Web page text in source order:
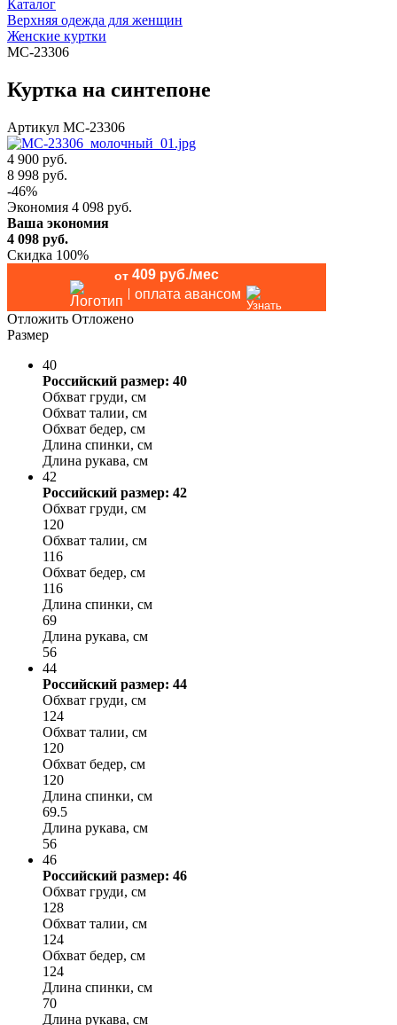
Каталог
Верхняя одежда для женщин
Женские куртки
MC-23306
Куртка на синтепоне
Артикул MC-23306
4 900 руб.
8 998 руб.
-46%
Экономия 4 098 руб.
Ваша экономия
4 098 руб.
Скидка 100%
от 409 руб./мес
оплата авансом
Отложить Отложено
Размер
40
Российский размер: 40
Обхват груди, см
Обхват талии, см
Обхват бедер, см
Длина спинки, см
Длина рукава, см
42
Российский размер: 42
Обхват груди, см
120
Обхват талии, см
116
Обхват бедер, см
116
Длина спинки, см
69
Длина рукава, см
56
44
Российский размер: 44
Обхват груди, см
124
Обхват талии, см
120
Обхват бедер, см
120
Длина спинки, см
69.5
Длина рукава, см
56
46
Российский размер: 46
Обхват груди, см
128
Обхват талии, см
124
Обхват бедер, см
124
Длина спинки, см
70
Длина рукава, см